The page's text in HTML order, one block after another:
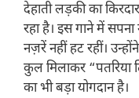
देहाती लड़की का
रहा है। इस गाने में
नज़रें नहीं हट रहीं।
कुल मिलाकर “पतरिया
का भी बड़ा योगदान है।